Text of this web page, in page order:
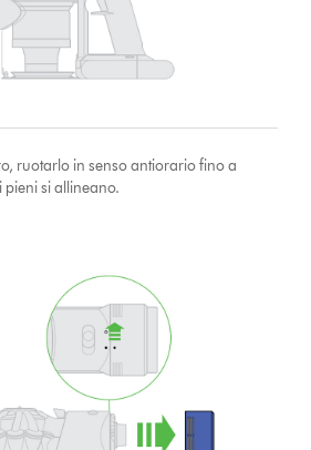
ruotarlo in senso antiorario fino a
si allineano.